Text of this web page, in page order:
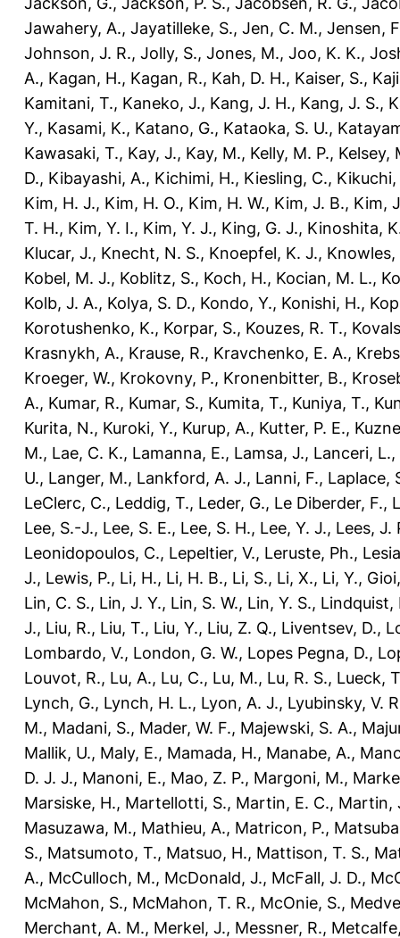
Jawahery, A., Jayatilleke, S., Jen, C. M., Jensen,
Johnson, J. R., Jolly, S., Jones, M., Joo, K. K.,
A., Kagan, H., Kagan, R., Kah, D. H., Kaiser, S.,
Kamitani, T., Kaneko, J., Kang, J. H., Kang, J. S.,
Y., Kasami, K., Katano, G., Kataoka, S. U.,
Kawasaki, T., Kay, J., Kay, M., Kelly, M. P., Kelsey,
D., Kibayashi, A., Kichimi, H., Kiesling, C., Kikuchi,
Kim, H. J., Kim, H. O., Kim, H. W., Kim, J. B., Kim,
T. H., Kim, Y. I., Kim, Y. J., King, G. J., Kinoshita,
Klucar, J., Knecht, N. S., Knoepfel, K. J., Knowles,
Kobel, M. J., Koblitz, S., Koch, H., Kocian, M. L.,
Kolb, J. A., Kolya, S. D., Kondo, Y., Konishi, H.,
Korotushenko, K., Korpar, S., Kouzes, R. T.,
Krasnykh, A., Krause, R., Kravchenko, E. A.,
Kroeger, W., Krokovny, P., Kronenbitter, B.,
A., Kumar, R., Kumar, S., Kumita, T., Kuniya, T.,
Kurita, N., Kuroki, Y., Kurup, A., Kutter, P. E.,
M., Lae, C. K., Lamanna, E., Lamsa, J., Lanceri, L.,
U., Langer, M., Lankford, A. J., Lanni, F., Laplace,
LeClerc, C., Leddig, T., Leder, G., Le Diberder, F.,
Lee, S.-J., Lee, S. E., Lee, S. H., Lee, Y. J., Lees, J.
Leonidopoulos, C., Lepeltier, V., Leruste, Ph.,
J., Lewis, P., Li, H., Li, H. B., Li, S., Li, X., Li, Y.,
Lin, C. S., Lin, J. Y., Lin, S. W., Lin, Y. S., Lindquist,
J., Liu, R., Liu, T., Liu, Y., Liu, Z. Q., Liventsev, D.,
Lombardo, V., London, G. W., Lopes Pegna, D.,
Louvot, R., Lu, A., Lu, C., Lu, M., Lu, R. S., Lueck,
Lynch, G., Lynch, H. L., Lyon, A. J., Lyubinsky, V.
M., Madani, S., Mader, W. F., Majewski, S. A.,
Mallik, U., Maly, E., Mamada, H., Manabe, A.,
D. J. J., Manoni, E., Mao, Z. P., Margoni, M.,
Marsiske, H., Martellotti, S., Martin, E. C., Martin,
Masuzawa, M., Mathieu, A., Matricon, P.,
S., Matsumoto, T., Matsuo, H., Mattison, T. S.,
A., McCulloch, M., McDonald, J., McFall, J. D.,
McMahon, S., McMahon, T. R., McOnie, S.,
Merchant, A. M., Merkel, J., Messner, R.,